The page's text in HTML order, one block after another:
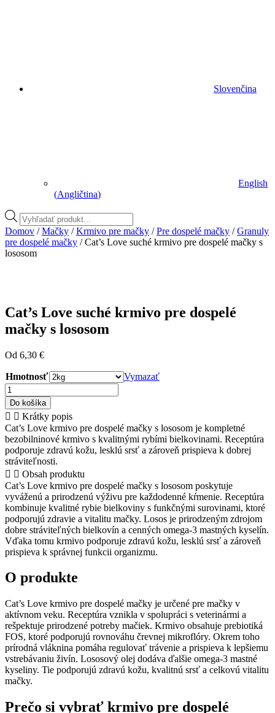
Slovenčina
English
(Angličtina)
Vyhľadávanie
produktov
Domov /Mačky /Krmivo pre mačky /Pre dospelé mačky /Granuly
pre dospelé mačky / Cat’s Love suché krmivo pre dospelé mačky s
lososom
Cat’s Love suché krmivo pre dospelé
mačky s lososom
Od 6,30 €
Hmotnosť
Vymazať
množstvo
Cat’s
Love
suché
krmivo
pre
dospelé
mačky
s
lososom
Do košíka
Krátky popis
Cat’s Love krmivo pre dospelé mačky s lososom je kompletné
bezobilninové krmivo s kvalitnými rybími bielkovinami. Receptúra
podporuje zdravú kožu, lesklú srsť a zároveň prispieva k dobrej
stráviteľnosti.
Obsah produktu
Cat’s Love krmivo pre dospelé mačky s lososom poskytuje
vyváženú a prirodzenú výživu pre každodenné kŕmenie. Receptúra
kombinuje kvalitné rybie bielkoviny s funkčnými surovinami, ktoré
podporujú zdravie a vitalitu mačky. Losos je prirodzeným zdrojom
dobre stráviteľných bielkovín a cenných omega-3 mastných kyselín.
Vďaka tomu krmivo podporuje zdravú kožu, lesklú srsť a zároveň
prispieva k správnej funkcii organizmu.
O produkte
Cat’s Love krmivo pre dospelé mačky je určené pre mačky v
aktívnom veku. Receptúra vznikla v spolupráci s veterinármi a
rešpektuje prirodzené potreby mačiek. Krmivo obsahuje prebiotiká
FOS, ktoré podporujú rovnováhu črevnej mikroflóry. Okrem toho
prírodná vláknina pomáha regulovať trávenie a prispieva k lepšiemu
vstrebávaniu živín. Lososový olej dodáva ďalšie omega-3 mastné
kyseliny. Tie podporujú zdravú kožu, kvalitnú srsť a celkovú vitalitu
mačky.
Prečo si vybrať krmivo pre dospelé